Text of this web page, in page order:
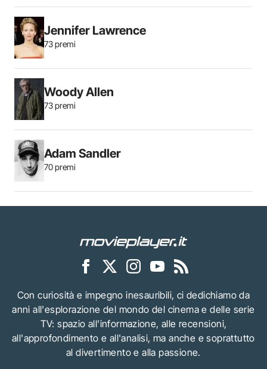
Jennifer Lawrence
73 premi
Woody Allen
73 premi
Adam Sandler
70 premi
Con curiosità e impegno inesauribili, ci dedichiamo da
anni all'esplorazione del mondo del cinema e delle serie
TV: spazio all'informazione, alle recensioni,
all'approfondimento e all'analisi, ma anche e soprattutto
al divertimento e alla passione.